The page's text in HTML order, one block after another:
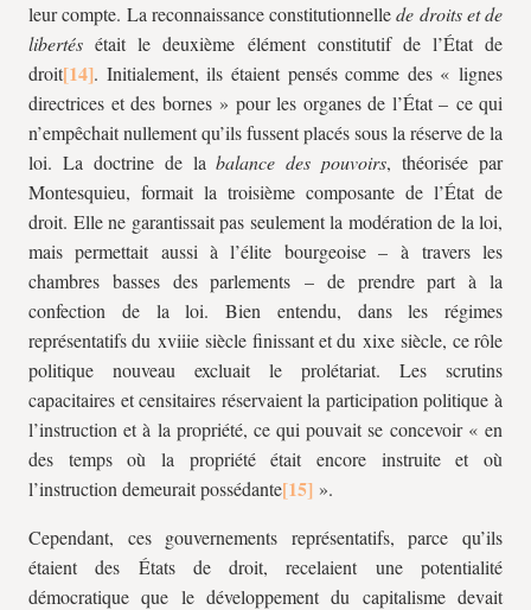
leur compte. La reconnaissance constitutionnellede droits et de
libertés était le deuxième élément constitutif de l’État de
droit
. Initialement, ils étaient pensés comme des « lignes
directrices et des bornes » pour les organes de l’État – ce qui
n’empêchait nullement qu’ils fussent placés sous la réserve de la
loi. La doctrine de labalance des pouvoirs, théorisée par
Montesquieu, formait la troisième composante de l’État de
droit. Elle ne garantissait pas seulement la modération de la loi,
mais permettait aussi à l’élite bourgeoise – à travers les
chambres basses des parlements – de prendre part à la
confection de la loi. Bien entendu, dans les régimes
représentatifs du xviiie siècle finissant et du xixe siècle, ce rôle
politique nouveau excluait le prolétariat. Les scrutins
capacitaires et censitaires réservaient la participation politique à
l’instruction et à la propriété, ce qui pouvait se concevoir « en
des temps où la propriété était encore instruite et où
l’instruction demeurait possédante
».
Cependant, ces gouvernements représentatifs, parce qu’ils
étaient des États de droit, recelaient une potentialité
démocratique que le développement du capitalisme devait